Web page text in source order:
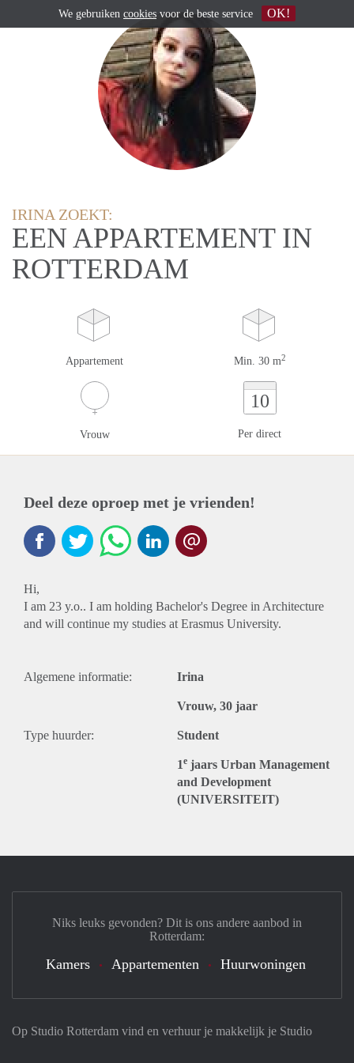
IRINA ZOEKT:
EEN APPARTEMENT IN
ROTTERDAM
Appartement Min. 30 m2
Vrouw
10
Per direct
Deel deze oproep met je vrienden!
Hi,
I am 23 y.o.. I am holding Bachelor's Degree in Architecture
and will continue my studies at Erasmus University.
Algemene informatie: Irina
Vrouw, 30 jaar
Type huurder: Student
1e jaars Urban Management
and Development
(UNIVERSITEIT)
Op Studio Rotterdam vind en verhuur je makkelijk je Studio
Niks leuks gevonden? Dit is ons andere aanbod in
Rotterdam:
Kamers Appartementen Huurwoningen
We gebruiken cookies voor de beste service OK!